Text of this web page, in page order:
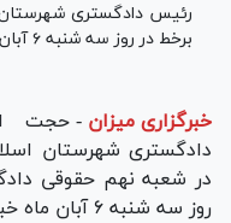
رئیس دادگستری شهرستان
برخط در روز سه شنبه ۶ آبان ماه در این دادگستری خبر داد.
خبرگزاری میزان - حجت
دادگستری شهرستان
در شعبه نهم حقوقی
روز سه شنبه ۶ آبان ماه خبر داد.